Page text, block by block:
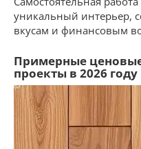
уникальный интерьер,
вкусам и финансовым
Примерные
проекты в 2026 году